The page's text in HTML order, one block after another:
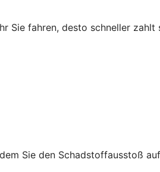
Sie fahren, desto schneller
Sie den Schadstoffausstoß